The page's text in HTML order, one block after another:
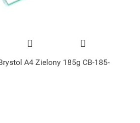
A4 Zielony 185g CB-185-